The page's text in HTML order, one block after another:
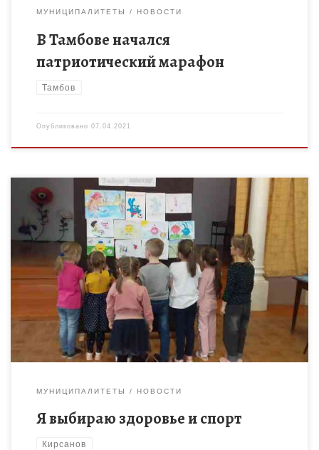
МУНИЦИПАЛИТЕТЫ НОВОСТИ
В Тамбове начался
патриотический марафон
Тамбов
Опубликовано 07.04.2021
В целях формирования здоровьесберегающей среды,
направленной на сохранение и укрепление здоровья
обучающихся, профилактику социально значимых
заболеваний, пропаганду массовой физической культуры и
спорта, здорового образа жизни, […]
МУНИЦИПАЛИТЕТЫ НОВОСТИ
Я выбираю здоровье и спорт
Кирсанов